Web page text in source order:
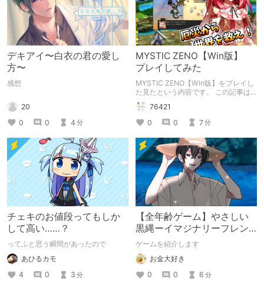
デキアイ〜白衣の君の愛し
方〜
感想
20
0
0 4 分
MYSTIC ZENO【Win版】
プレイしてみた
MYSTIC ZENO【Win版】をプレイし
た見たという内容です。 この記事は
通常のクリエイターズ記事です。
76421
0
0 7分
チェキのお値段ってもしか
して高い……？
ってふと思う瞬間があったので
あひるカモ
4
0 3 分
【全年齢ゲーム】やさしい
黒縄ーイマジナリーフレン
ドの「彼」と過ごすおぼん
やすみー
ゲームを紹介します
お金大好き
0
0 6 分